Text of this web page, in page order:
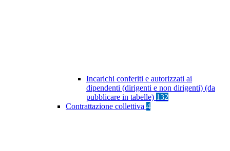
Incarichi conferiti e autorizzati ai
dipendenti (dirigenti e non dirigenti) (da
pubblicare in tabelle) 132
Contrattazione collettiva 4